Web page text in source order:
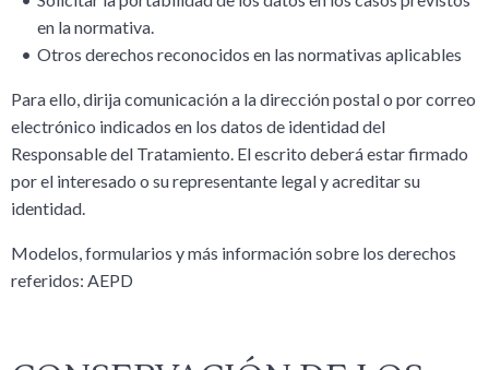
en la normativa.
Otros derechos reconocidos en las normativas aplicables
Para ello, dirija comunicación a la dirección postal o por correo
electrónico indicados en los datos de identidad del
Responsable del Tratamiento. El escrito deberá estar firmado
por el interesado o su representante legal y acreditar su
identidad.
Modelos, formularios y más información sobre los derechos
referidos: AEPD